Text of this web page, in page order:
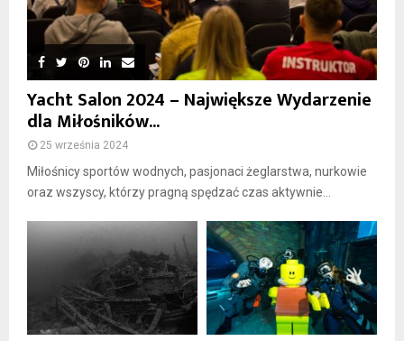
Yacht Salon 2024 – Największe Wydarzenie
dla Miłośników...
25 września 2024
Miłośnicy sportów wodnych, pasjonaci żeglarstwa, nurkowie
oraz wszyscy, którzy pragną spędzać czas aktywnie...